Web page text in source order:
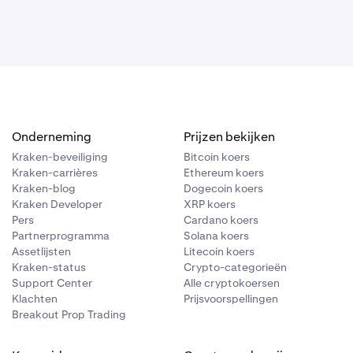
van een cryptocurrency
kun je de toegang tot je geld
wat kan leiden tot geldverlies of
Onderneming
Kraken-beveiliging
Kraken-carrières
Kraken-blog
Kraken Developer
Pers
Partnerprogramma
Assetlijsten
Kraken-status
Support Center
Klachten
Breakout Prop Trading
Prijzen bekijken
Bitcoin koers
Ethereum koers
Dogecoin koers
XRP koers
Cardano koers
Solana koers
Litecoin koers
Crypto-categorieën
Alle cryptokoersen
Prijsvoorspellingen